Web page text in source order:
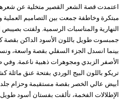
اعتمدت قصة الشعر القصير متخلية عن شعرها
مبتكرة وخاطفة جمعت بين التصاميم العملية
النهارية والمناسبات الرسمية. ولفتت بصيبص
جمبسوت طويل باللون الأسود الداكن بقصة
بينما انسدل الجزء السفلي بقصة واسعة،
الأصفر الزبدي ومجوهرات ذهبية ناعمة. وفي
تريكو باللون البيج الوردي بفتحة عنق
أبيض عالي الخصر بقصة مستقيمة وحزام
الإطلالات الفخمة، تألقت بفستان أسود